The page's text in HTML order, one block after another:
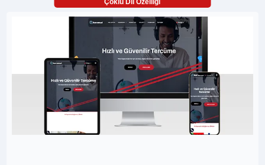
Çoklu Dil Özelliği